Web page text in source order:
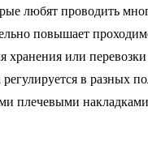
любят проводить
повышает
или
в
плечевыми